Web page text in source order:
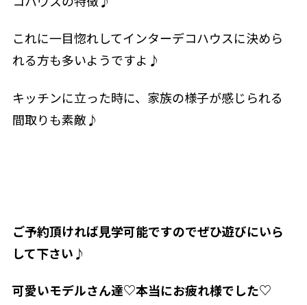
これに一目惚れしてインターデコハウスに決めら
れる方も多いようですよ♪
キッチンに立った時に、家族の様子が感じられる
間取りも素敵♪
ご予約頂ければ見学可能ですのでぜひ遊びにいら
して下さい♪
可愛いモデルさん達♡本当にお疲れ様でした♡